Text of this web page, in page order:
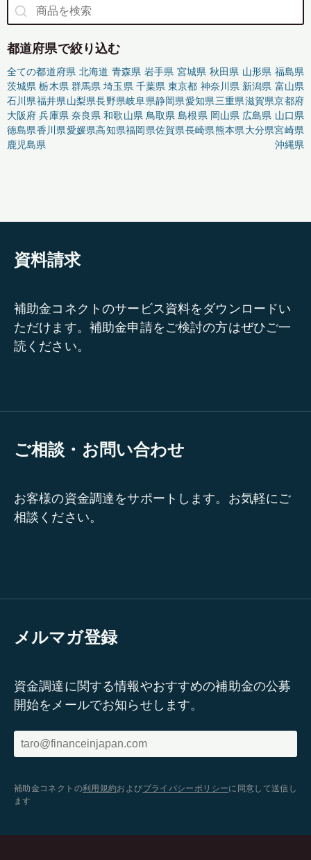
都道府県で絞り込む
全ての都道府県 北海道 青森県 岩手県 宮城県 秋田県 山形県 福島県
茨城県 栃木県 群馬県 埼玉県 千葉県 東京都 神奈川県 新潟県 富山県
石川県福井県山梨県長野県岐阜県静岡県愛知県三重県滋賀県京都府
大阪府 兵庫県 奈良県 和歌山県 鳥取県 島根県 岡山県 広島県 山口県
徳島県香川県愛媛県高知県福岡県佐賀県長崎県熊本県大分県宮崎県
鹿児島県
沖縄県
資料請求
補助金コネクトのサービス資料をダウンロードい
ただけます。補助金申請をご検討の方はぜひご一
読ください。
ご相談・お問い合わせ
お客様の資金調達をサポートします。お気軽にご
相談ください。
メルマガ登録
資金調達に関する情報やおすすめの補助金の公募
開始をメールでお知らせします。
補助金コネクトの利用規約およびプライバシーポリシーに同意して送信し
ます